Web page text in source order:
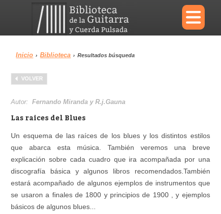
×
Menu
Biblioteca
Área personal Reproductor
Inicio › Biblioteca › Resultados búsqueda
VOLVER
Autor:Fernando Miranda y R.j.Gauna
Las raices del Blues
Un esquema de las raíces de los blues y los distintos estilos
que abarca esta música. También veremos una breve
explicación sobre cada cuadro que ira acompañada por una
discografía básica y algunos libros recomendados.También
estará acompañado de algunos ejemplos de instrumentos que
se usaron a finales de 1800 y principios de 1900 , y ejemplos
básicos de algunos blues...